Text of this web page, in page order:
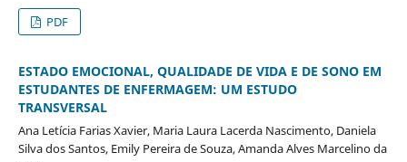
PDF
ESTADO EMOCIONAL, QUALIDADE DE VIDA E DE SONO EM
ESTUDANTES DE ENFERMAGEM: UM ESTUDO
TRANSVERSAL
Ana Letícia Farias Xavier, Maria Laura Lacerda Nascimento, Daniela
Silva dos Santos, Emily Pereira de Souza, Amanda Alves Marcelino da